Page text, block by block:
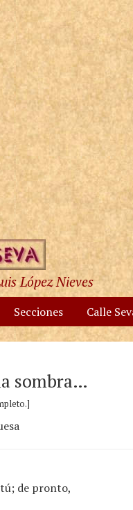
López Nieves
Secciones Calle
sombra…
de pronto,